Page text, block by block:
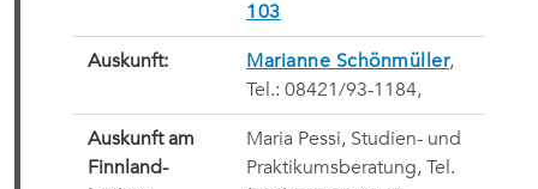
103
Auskunft: Marianne Schönmüller,
Tel.: 08421/93-1184,
Auskunft am
Finnland-
Maria Pessi, Studien- und
Praktikumsberatung, Tel.